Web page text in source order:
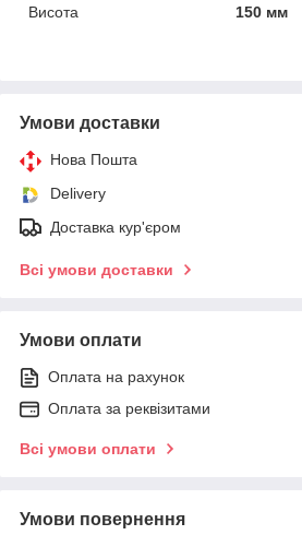
Висота
150 мм
Умови доставки
Нова Пошта
Delivery
Доставка кур'єром
Всі умови доставки
Умови оплати
Оплата на рахунок
Оплата за реквізитами
Всі умови оплати
Умови повернення